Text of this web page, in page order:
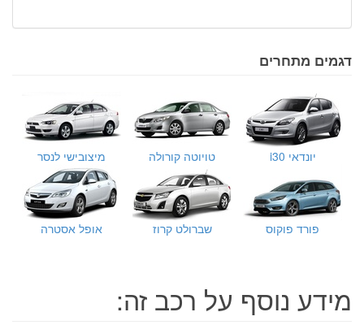
דגמים מתחרים
יונדאי i30 טויוטה קורולה מיצובישי לנסר
פורד פוקוס שברולט קרוז אופל אסטרה
מידע נוסף על רכב זה: